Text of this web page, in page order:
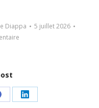
Diappa
5 juillet 2026
Partager